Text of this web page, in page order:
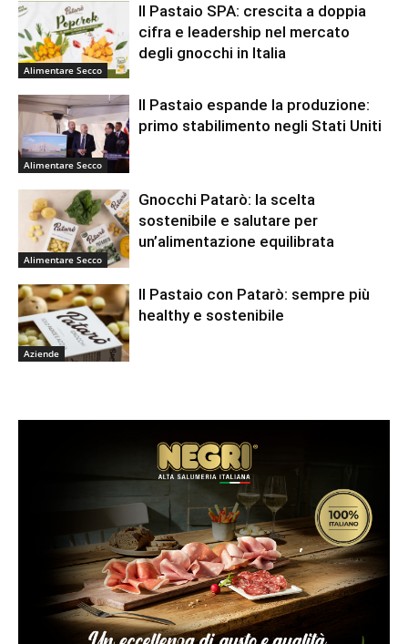
Alimentare Secco
Il Pastaio SPA: crescita a doppia
cifra e leadership nel mercato
degli gnocchi in Italia
Alimentare Secco
Il Pastaio espande la produzione:
primo stabilimento negli Stati Uniti
Alimentare Secco
Gnocchi Patarò: la scelta
sostenibile e salutare per
un’alimentazione equilibrata
Aziende
Il Pastaio con Patarò: sempre più
healthy e sostenibile